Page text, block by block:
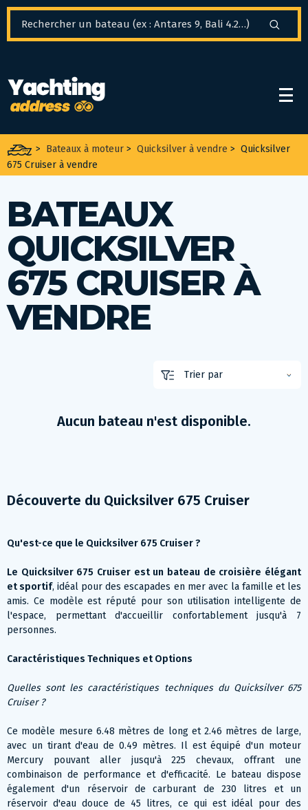
> Bateaux à moteur > Quicksilver à vendre > Quicksilver
675 Cruiser à vendre
BATEAUX
QUICKSILVER
675 CRUISER À
VENDRE
Aucun bateau n'est disponible.
Découverte du Quicksilver 675 Cruiser
Qu'est-ce que le Quicksilver 675 Cruiser ?
Le Quicksilver 675 Cruiser est un bateau de croisière élégant
et sportif, idéal pour des escapades en mer avec la famille et les
amis. Ce modèle est réputé pour son utilisation intelligente de
l'espace, permettant d'accueillir confortablement jusqu'à 7
personnes.
Caractéristiques Techniques et Options
Quelles sont les caractéristiques techniques du Quicksilver 675
Cruiser ?
Ce modèle mesure 6.48 mètres de long et 2.46 mètres de large,
avec un tirant d'eau de 0.49 mètres. Il est équipé d'un moteur
Mercury pouvant aller jusqu'à 225 chevaux, offrant une
combinaison de performance et d'efficacité. Le bateau dispose
également d'un réservoir de carburant de 230 litres et un
réservoir d'eau douce de 45 litres, ce qui est idéal pour des
Panneau de gestion des cookies